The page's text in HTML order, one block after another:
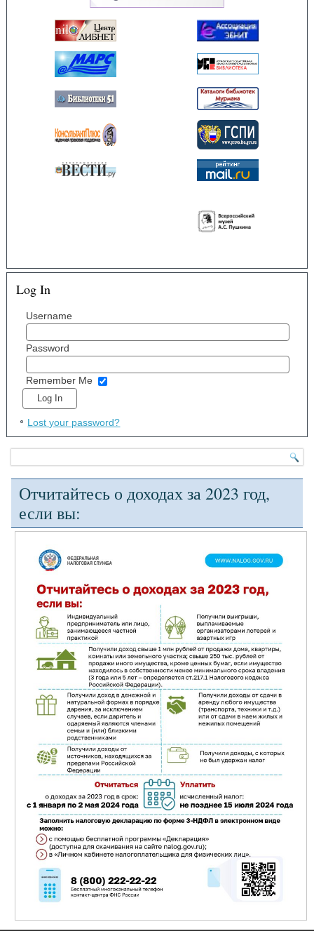
Log In
Username
Password
Remember Me
Lost your password?
Отчитайтесь о доходах за 2023 год,
если вы: